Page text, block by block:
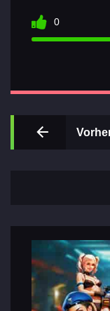
Abschnitte
der Spiele
0